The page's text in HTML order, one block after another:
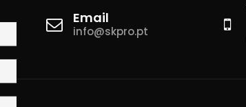
Email
info@skpro.pt